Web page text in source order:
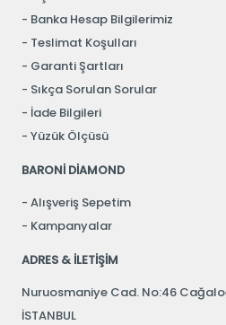
Banka Hesap Bilgilerimiz
Teslimat Koşulları
Garanti Şartları
Sıkça Sorulan Sorular
İade Bilgileri
Yüzük Ölçüsü
BARONİ DİAMOND
Alışveriş Sepetim
Kampanyalar
ADRES & İLETİŞİM
Nuruosmaniye Cad. No:46
İSTANBUL